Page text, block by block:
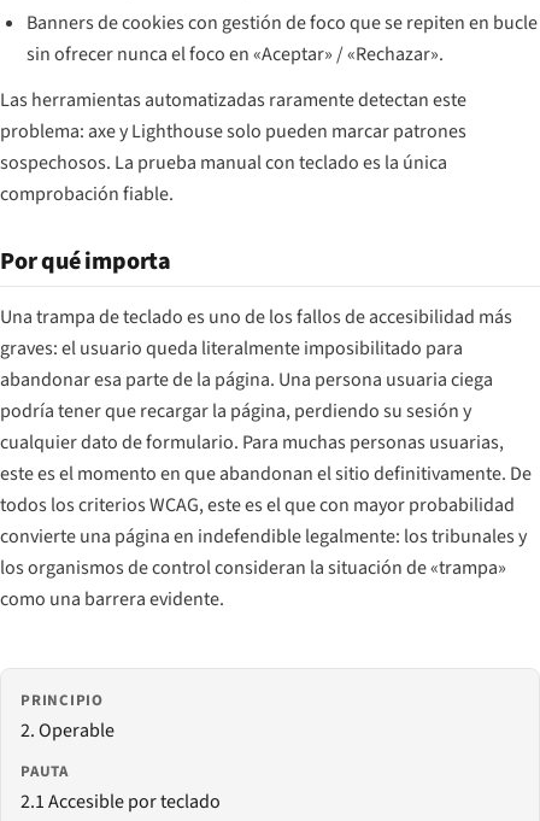
Banners de cookies con gestión de foco que se repiten en bucle
sin ofrecer nunca el foco en «Aceptar» / «Rechazar».
Las herramientas automatizadas raramente detectan este
problema: axe y Lighthouse solo pueden marcar patrones
sospechosos. La prueba manual con teclado es la única
comprobación fiable.
Por qué importa
Una trampa de teclado es uno de los fallos de accesibilidad más
graves: el usuario queda literalmente imposibilitado para
abandonar esa parte de la página. Una persona usuaria ciega
podría tener que recargar la página, perdiendo su sesión y
cualquier dato de formulario. Para muchas personas usuarias,
este es el momento en que abandonan el sitio definitivamente. De
todos los criterios WCAG, este es el que con mayor probabilidad
convierte una página en indefendible legalmente: los tribunales y
los organismos de control consideran la situación de «trampa»
como una barrera evidente.
PRINCIPIO
2. Operable
PAUTA
2.1 Accesible por teclado